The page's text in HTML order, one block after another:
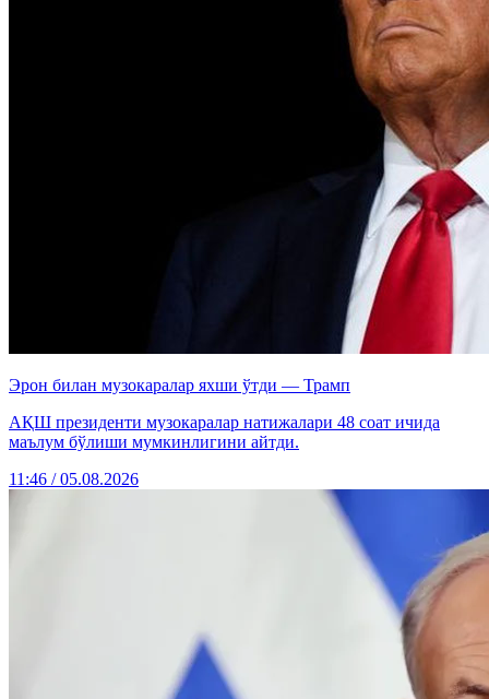
Эрон билан музокаралар яхши ўтди — Трамп
АҚШ президенти музокаралар натижалари 48 соат ичида
маълум бўлиши мумкинлигини айтди.
11:46 / 05.08.2026